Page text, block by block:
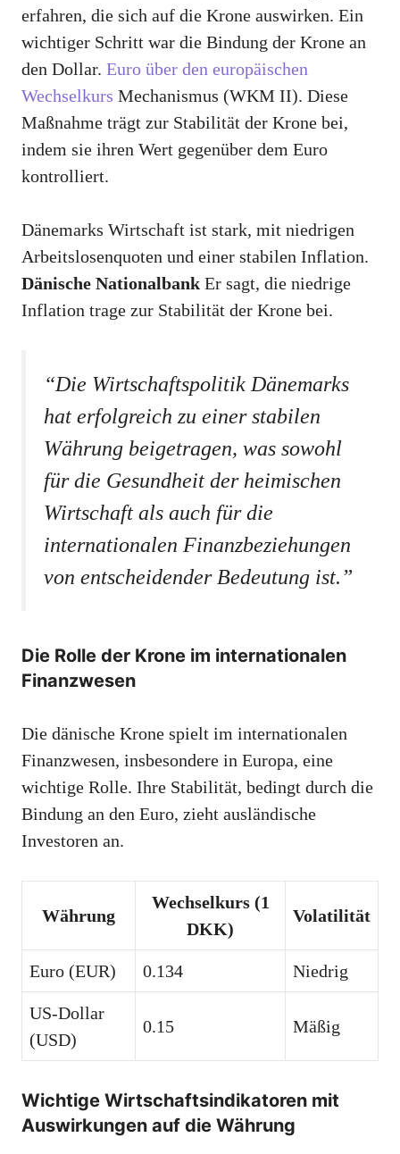
erfahren, die sich auf die Krone auswirken. Ein
wichtiger Schritt war die Bindung der Krone an
den Dollar. Euro über den europäischen
Wechselkurs Mechanismus (WKM II). Diese
Maßnahme trägt zur Stabilität der Krone bei,
indem sie ihren Wert gegenüber dem Euro
kontrolliert.
Dänemarks Wirtschaft ist stark, mit niedrigen
Arbeitslosenquoten und einer stabilen Inflation.
Dänische Nationalbank Er sagt, die niedrige
Inflation trage zur Stabilität der Krone bei.
“Die Wirtschaftspolitik Dänemarks
hat erfolgreich zu einer stabilen
Währung beigetragen, was sowohl
für die Gesundheit der heimischen
Wirtschaft als auch für die
internationalen Finanzbeziehungen
von entscheidender Bedeutung ist.”
Die Rolle der Krone im internationalen
Finanzwesen
Die dänische Krone spielt im internationalen
Finanzwesen, insbesondere in Europa, eine
wichtige Rolle. Ihre Stabilität, bedingt durch die
Bindung an den Euro, zieht ausländische
Investoren an.
Währung
Wechselkurs (1
DKK)
Volatilität
Euro (EUR) 0.134 Niedrig
US-Dollar
(USD)
0.15 Mäßig
Wichtige Wirtschaftsindikatoren mit
Auswirkungen auf die Währung